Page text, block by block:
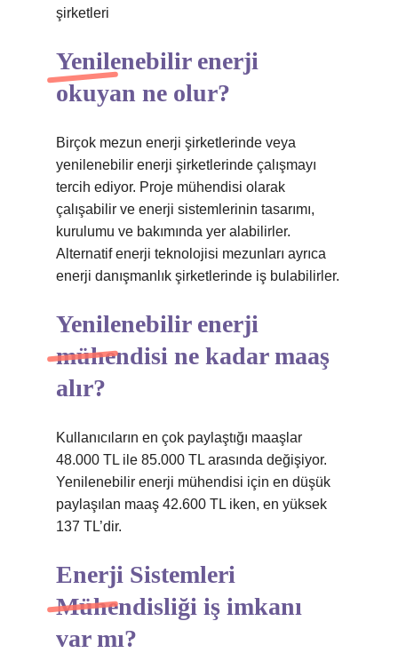
şirketleri
Yenilenebilir enerji
okuyan ne olur?
Birçok mezun enerji şirketlerinde veya
yenilenebilir enerji şirketlerinde çalışmayı
tercih ediyor. Proje mühendisi olarak
çalışabilir ve enerji sistemlerinin tasarımı,
kurulumu ve bakımında yer alabilirler.
Alternatif enerji teknolojisi mezunları ayrıca
enerji danışmanlık şirketlerinde iş bulabilirler.
Yenilenebilir enerji
mühendisi ne kadar maaş
alır?
Kullanıcıların en çok paylaştığı maaşlar
48.000 TL ile 85.000 TL arasında değişiyor.
Yenilenebilir enerji mühendisi için en düşük
paylaşılan maaş 42.600 TL iken, en yüksek
137 TL’dir.
Enerji Sistemleri
Mühendisliği iş imkanı
var mı?